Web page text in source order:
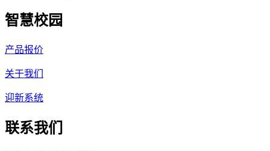
智慧校园
产品报价
关于我们
迎新系统
联系我们